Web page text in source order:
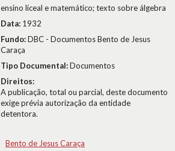
ensino liceal e matemático; texto sobre álgebra
Data: 1932
Fundo:DBC - Documentos Bento de Jesus
Caraça
Tipo Documental:Documentos
Direitos:
A publicação, total ou parcial, deste documento
exige prévia autorização da entidade
detentora.
Bento de Jesus Caraça